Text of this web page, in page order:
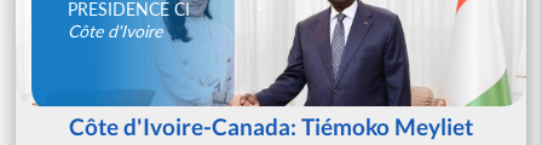
PRESIDENCE CI
Côte d'Ivoire
Côte d'Ivoire-Canada: Tiémoko Meyliet